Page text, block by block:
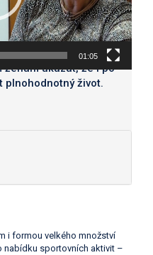
01:05
ukázat, že i po
plnohodnotný život.
i formou velkého množství
nabídku sportovních aktivit –